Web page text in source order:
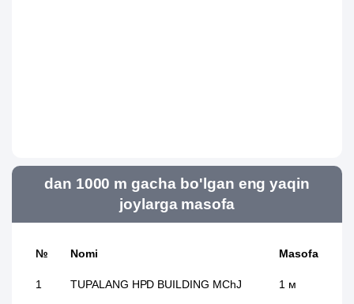
dan 1000 m gacha bo'lgan eng yaqin
joylarga masofa
№ Nomi Masofa
1 TUPALANG HPD BUILDING MChJ 1 м